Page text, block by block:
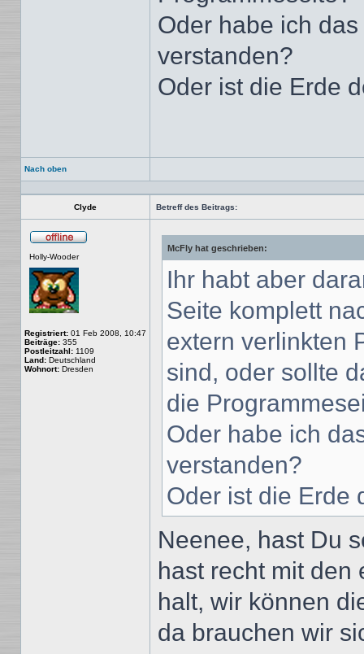
Oder habe ich
verstanden?
Oder ist die Erde
Nach oben
Clyde Betreff des Beitrags:
Holly-Wooder
Registriert: 01 Feb 2008, 10:47
Beiträge: 355
Postleitzahl: 1109
Land: Deutschland
Wohnort: Dresden
McFly hat geschrieben:
Ihr habt aber
Seite komplett
extern verlinkten
sind, oder sollte
die
Oder habe ich
verstanden?
Oder ist die Erde
Neenee, hast Du
hast recht mit den
halt, wir können
da brauchen wir